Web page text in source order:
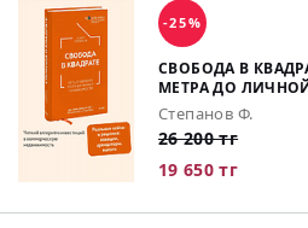
-25%
СВОБОДА В
МЕТРА ДО
Степанов Ф.
26 200 тг
19 650 тг